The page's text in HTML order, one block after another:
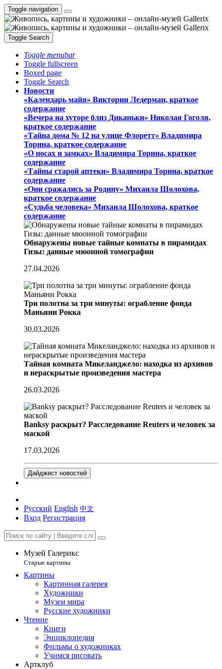
Toggle navigation
Toggle Search
Toggle menubar
Toggle fullscreen
Boxed page
Toggle Search
Новости
«Календарь майя» Виктории Ледерман, краткое
содержание
«Вечера на хуторе близ Диканьки» Николая Гоголя,
краткое содержание
«Тайна дома № 12 на улице Флоретт» Владимира
Торина, краткое содержание
«О носах и замка́х» Владимира Торина, краткое
содержание
«Тайны старой аптеки» Владимира Торина, краткое
содержание
«Они сражались за Родину» Михаила Шолохова,
краткое содержание
«Судьба человека» Михаила Шолохова, краткое
содержание
Обнаружены новые тайные комнаты в пирамидах
Гизы: данные мюонной томографии
27.04.2026
Три полотна за три минуты: ограбление фонда
Маньяни Рокка
30.03.2026
Тайная комната Микеланджело: находка из архивов
и нераскрытые произведения мастера
26.03.2026
Banksy раскрыт? Расследование Reuters и человек за
маской
17.03.2026
Дайджест новостей
Русский English 中文
Вход Регистрация
Музей Галерикс
Старые картины
Картины
Картинная галерея
Художники
Музеи мира
Русские художники
Чтение
Книги
Энциклопедия
Фильмы о художниках
Учимся рисовать
Артклуб